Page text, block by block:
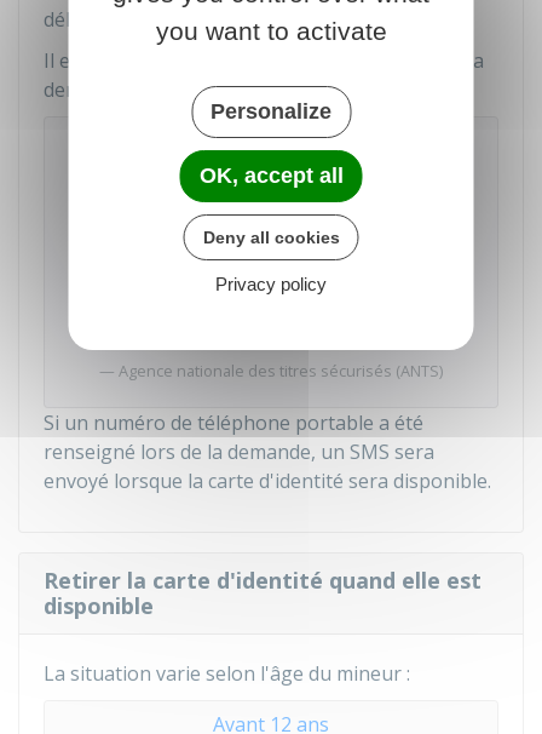
délais peuvent s'étendre.
Il est possible de suivre l'état d'avancement de la
demande sur le site de l'ANTS:
Suivez votre demande de carte
Vous devrez saisir le numéro de demande
fourni au dépôt du dossier.
Agence nationale des titres sécurisés (ANTS)
Si un numéro de téléphone portable a été
renseigné lors de la demande, un SMS sera
envoyé lorsque la carte d'identité sera disponible.
Retirer la carte d'identité quand elle est
disponible
La situation varie selon l'âge du mineur :
Avant 12 ans
you want to activate
Personalize
OK, accept all
Deny all cookies
Privacy policy